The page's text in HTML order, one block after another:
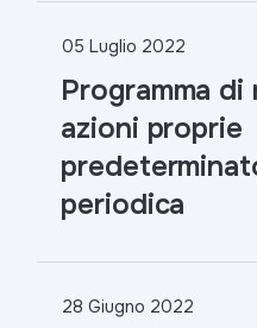
05 Luglio 2022
Programma
azioni proprie
periodica
28 Giugno 2022